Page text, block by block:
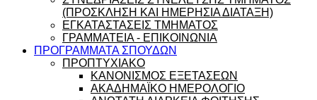
(ΠΡΟΣΚΛΗΣΗ ΚΑΙ ΗΜΕΡΗΣΙΑ ΔΙΑΤΑΞΗ)
ΕΓΚΑΤΑΣΤΑΣΕΙΣ ΤΜΗΜΑΤΟΣ
ΓΡΑΜΜΑΤΕΙΑ - ΕΠΙΚΟΙΝΩΝΙΑ
ΠΡΟΓΡΑΜΜΑΤΑ ΣΠΟΥΔΩΝ
ΠΡΟΠΤΥΧΙΑΚΟ
ΚΑΝΟΝΙΣΜΟΣ ΕΞΕΤΑΣΕΩΝ
ΑΚΑΔΗΜΑΪΚΟ ΗΜΕΡΟΛΟΓΙΟ